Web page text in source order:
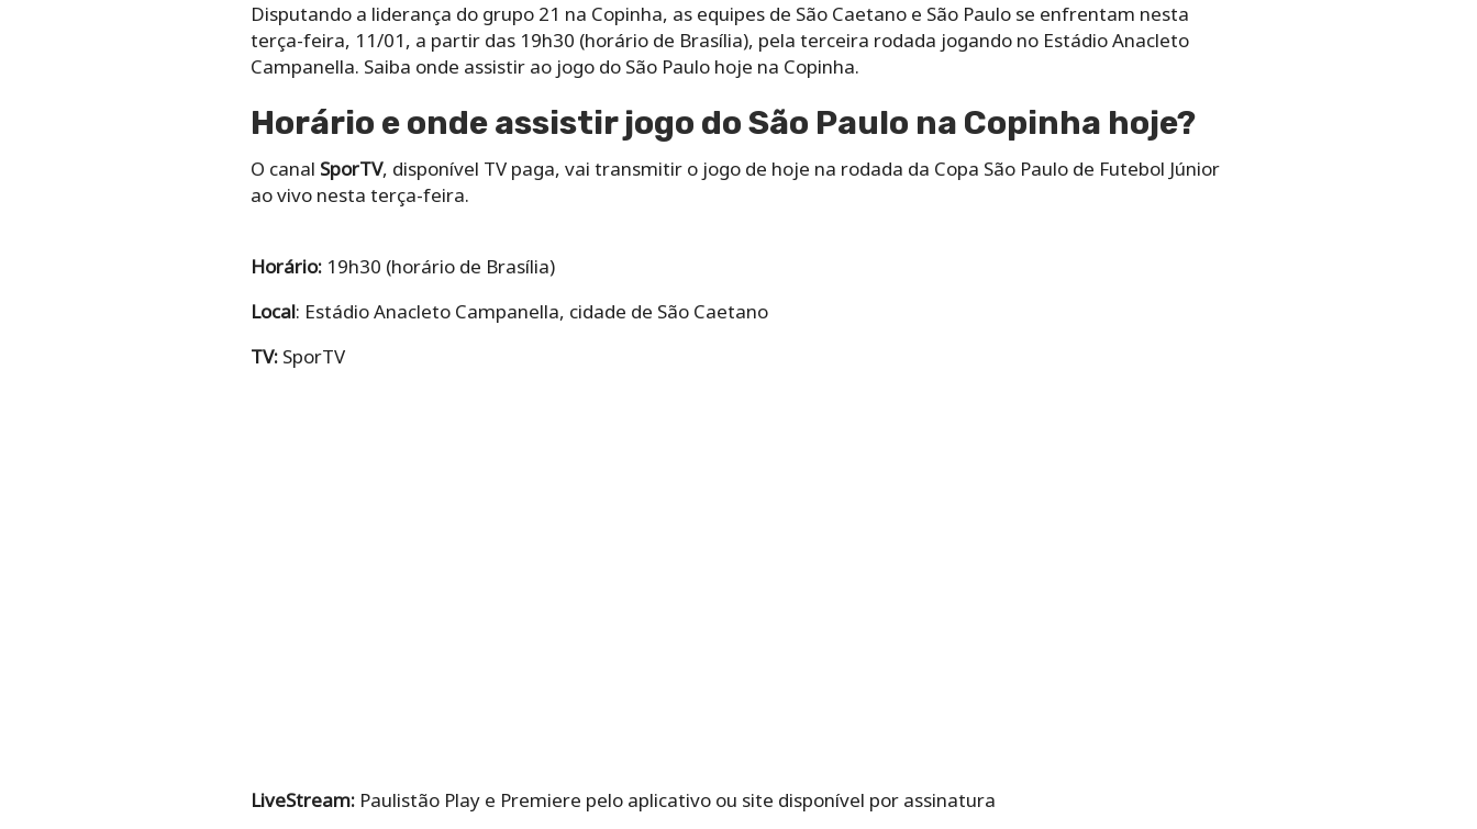
Disputando a liderança do grupo 21 na Copinha, as equipes de São Caetano e São Paulo se enfrentam nesta
terça-feira, 11/01, a partir das 19h30 (horário de Brasília), pela terceira rodada jogando no Estádio Anacleto
Campanella. Saiba onde assistir ao jogo do São Paulo hoje na Copinha.
Horário e onde assistir jogo do São Paulo na Copinha hoje?
O canal SporTV, disponível TV paga, vai transmitir o jogo de hoje na rodada da Copa São Paulo de Futebol Júnior
ao vivo nesta terça-feira.
Horário:19h30 (horário de Brasília)
Local: Estádio Anacleto Campanella, cidade de São Caetano
TV:SporTV
LiveStream: Paulistão Play e Premiere pelo aplicativo ou site disponível por assinatura